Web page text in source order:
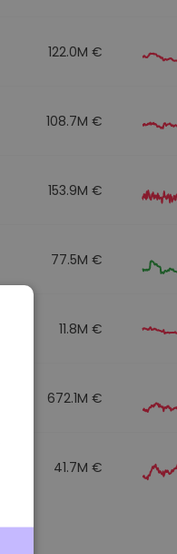
122.0M €
108.7M €
153.9M €
77.5M €
11.8M €
672.1M €
41.7M €